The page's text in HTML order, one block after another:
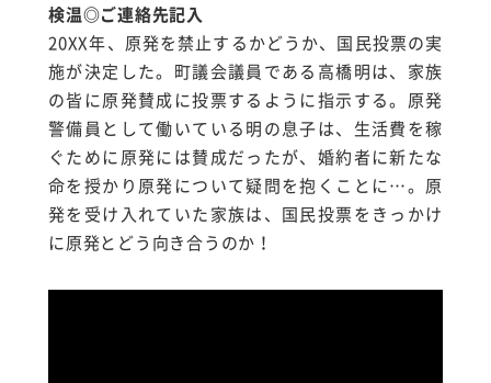
検温◎ご連絡先記入
20XX年、原発を禁止するかどうか、国民投票の実
施が決定した。町議会議員である高橋明は、家族
の皆に原発賛成に投票するように指示する。原発
警備員として働いている明の息子は、生活費を稼
ぐために原発には賛成だったが、婚約者に新たな
命を授かり原発について疑問を抱くことに…。原
発を受け入れていた家族は、国民投票をきっかけ
に原発とどう向き合うのか！